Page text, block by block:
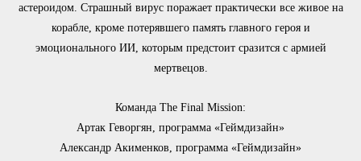
астероидом. Страшный вирус поражает практически все живое на
корабле, кроме потерявшего память главного героя и
эмоционального ИИ, которым предстоит сразится с армией
мертвецов.
Команда The Final Mission:
Артак Геворгян, программа «Геймдизайн»
Александр Акименков, программа «Геймдизайн»